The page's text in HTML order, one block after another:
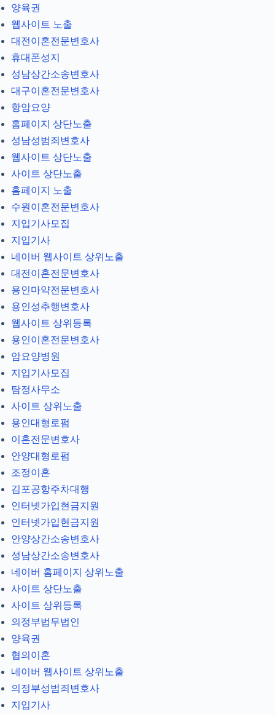
양육권
웹사이트 노출
대전이혼전문변호사
휴대폰성지
성남상간소송변호사
대구이혼전문변호사
항암요양
홈페이지 상단노출
성남성범죄변호사
웹사이트 상단노출
사이트 상단노출
홈페이지 노출
수원이혼전문변호사
지입기사모집
지입기사
네이버 웹사이트 상위노출
대전이혼전문변호사
용인마약전문변호사
용인성추행변호사
웹사이트 상위등록
용인이혼전문변호사
암요양병원
지입기사모집
탐정사무소
사이트 상위노출
용인대형로펌
이혼전문변호사
안양대형로펌
조정이혼
김포공항주차대행
인터넷가입현금지원
인터넷가입현금지원
안양상간소송변호사
성남상간소송변호사
네이버 홈페이지 상위노출
사이트 상단노출
사이트 상위등록
의정부법무법인
양육권
협의이혼
네이버 웹사이트 상위노출
의정부성범죄변호사
지입기사